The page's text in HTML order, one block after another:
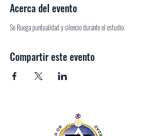
Acerca del evento
Se Ruega puntualidad y silencio durante el estudio.
Compartir este evento